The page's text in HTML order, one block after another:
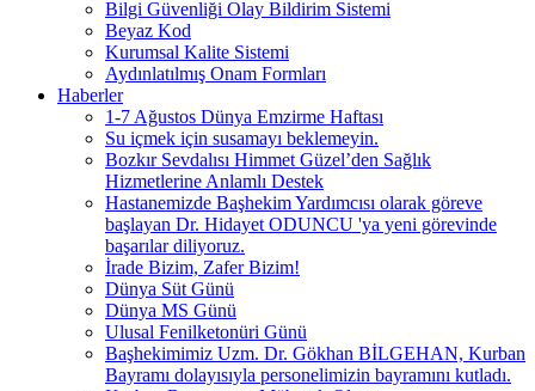
Bilgi Güvenliği Olay Bildirim Sistemi
Beyaz Kod
Kurumsal Kalite Sistemi
Aydınlatılmış Onam Formları
Haberler
1-7 Ağustos Dünya Emzirme Haftası
Su içmek için susamayı beklemeyin.
Bozkır Sevdalısı Himmet Güzel’den Sağlık
Hizmetlerine Anlamlı Destek
Hastanemizde Başhekim Yardımcısı olarak göreve
başlayan Dr. Hidayet ODUNCU 'ya yeni görevinde
başarılar diliyoruz.
İrade Bizim, Zafer Bizim!
Dünya Süt Günü
Dünya MS Günü
Ulusal Fenilketonüri Günü
Başhekimimiz Uzm. Dr. Gökhan BİLGEHAN, Kurban
Bayramı dolayısıyla personelimizin bayramını kutladı.